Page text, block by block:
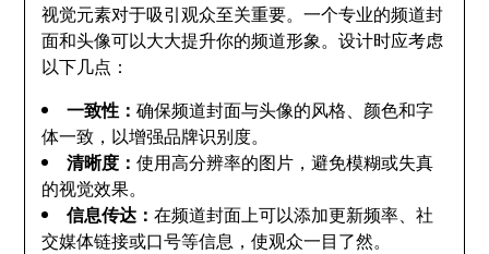
视觉元素对于吸引观众至关重要。一个专业的频道封
面和头像可以大大提升你的频道形象。设计时应考虑
以下几点：
一致性：确保频道封面与头像的风格、颜色和字
体一致，以增强品牌识别度。
清晰度：使用高分辨率的图片，避免模糊或失真
的视觉效果。
信息传达：在频道封面上可以添加更新频率、社
交媒体链接或口号等信息，使观众一目了然。